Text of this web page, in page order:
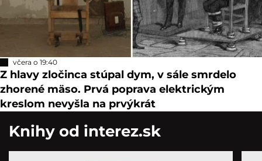
včera o 19:40
Z hlavy zločinca stúpal dym, v sále smrdelo
zhorené mäso. Prvá poprava elektrickým
kreslom nevyšla na prvýkrát
Knihy od interez.sk